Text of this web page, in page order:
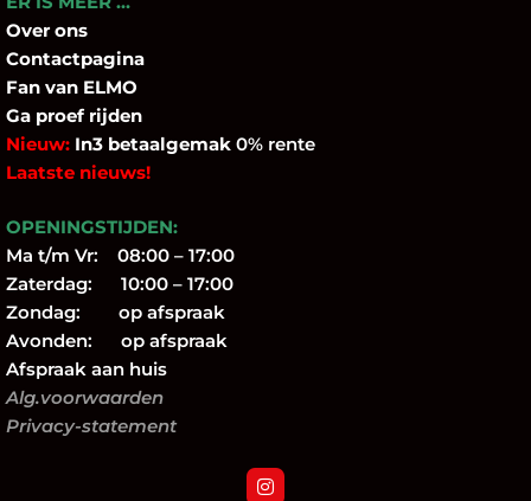
Over ons
Contactpagina
Fan van ELMO
Ga proef rijden
Nieuw: In3 betaalgemak 0% rente
Laatste nieuws!
OPENINGSTIJDEN:
Ma t/m Vr: 08:00 – 17:00
Zaterdag: 10:00 – 17:00
Zondag: op afspraak
Avonden: op afspraak
Afspraak aan huis
Alg.voorwaarden
Privacy-statement